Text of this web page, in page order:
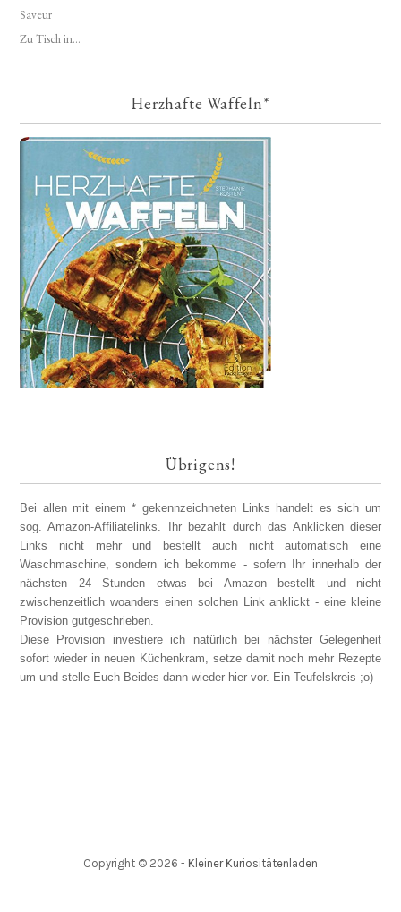
Saveur
Zu Tisch in...
Herzhafte Waffeln*
Übrigens!
Bei allen mit einem * gekennzeichneten Links handelt es sich um
sog. Amazon-Affiliatelinks. Ihr bezahlt durch das Anklicken dieser
Links nicht mehr und bestellt auch nicht automatisch eine
Waschmaschine, sondern ich bekomme - sofern Ihr innerhalb der
nächsten 24 Stunden etwas bei Amazon bestellt und nicht
zwischenzeitlich woanders einen solchen Link anklickt - eine kleine
Provision gutgeschrieben.
Diese Provision investiere ich natürlich bei nächster Gelegenheit
sofort wieder in neuen Küchenkram, setze damit noch mehr Rezepte
um und stelle Euch Beides dann wieder hier vor. Ein Teufelskreis ;o)
Copyright © 2026 - Kleiner Kuriositätenladen